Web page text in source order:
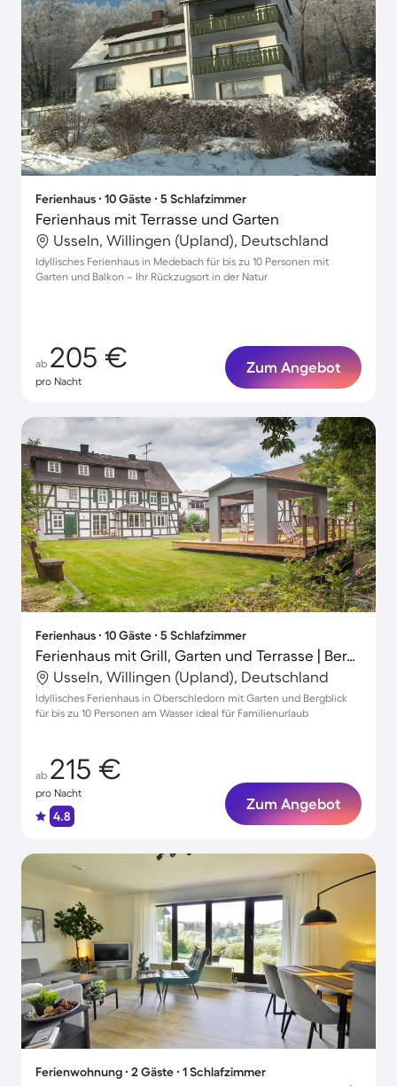
Ferienhaus ∙ 10 Gäste ∙ 5 Schlafzimmer
Ferienhaus mit Terrasse und Garten
Usseln, Willingen (Upland), Deutschland
Idyllisches Ferienhaus in Medebach für bis zu 10 Personen mit
Garten und Balkon – Ihr Rückzugsort in der Natur
ab 205 €
pro Nacht
Zum Angebot
Ferienhaus ∙ 10 Gäste ∙ 5 Schlafzimmer
Ferienhaus mit Grill, Garten und Terrasse | Bergblick
Usseln, Willingen (Upland), Deutschland
Idyllisches Ferienhaus in Oberschledorn mit Garten und Bergblick
für bis zu 10 Personen am Wasser ideal für Familienurlaub
ab 215 €
pro Nacht
4.8
Zum Angebot
Ferienwohnung ∙ 2 Gäste ∙ 1 Schlafzimmer